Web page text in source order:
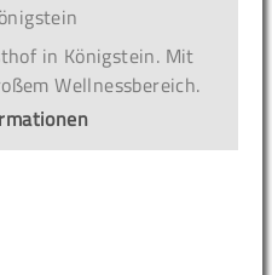
in Königstein. Mit
Wellnessbereich.